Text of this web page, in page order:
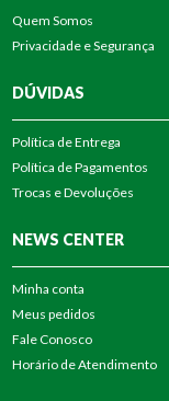
Quem Somos
Privacidade e Segurança
DÚVIDAS
Política de Entrega
Política de Pagamentos
Trocas e Devoluções
NEWS CENTER
Minha conta
Meus pedidos
Fale Conosco
Horário de Atendimento